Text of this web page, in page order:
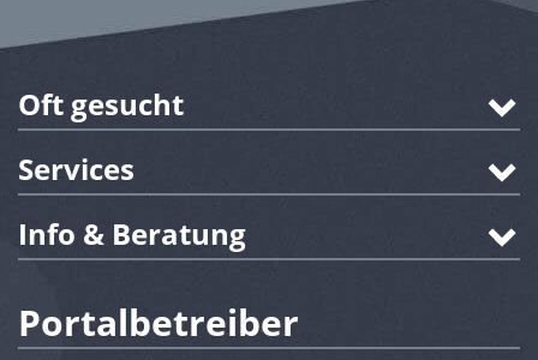
Oft gesucht
Services
Info & Beratung
Portalbetreiber